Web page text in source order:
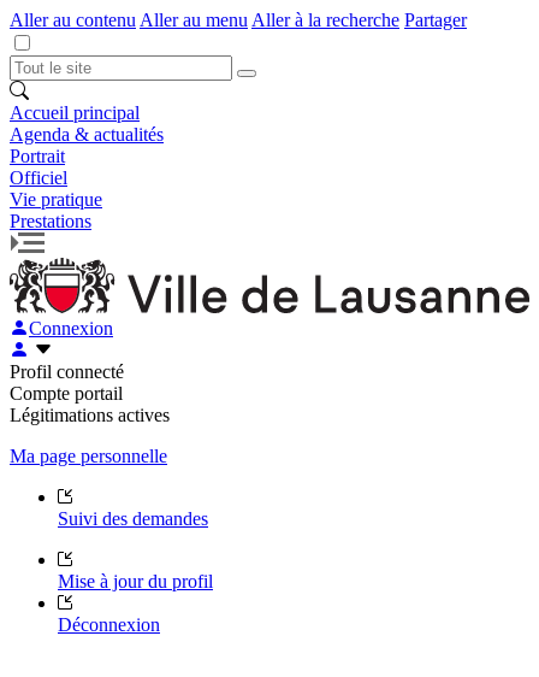
Aller au contenu Aller au menu Aller à la recherche Partager
Accueil principal
Agenda & actualités
Portrait
Officiel
Vie pratique
Prestations
Connexion
Profil connecté
Compte portail
Légitimations actives
Ma page personnelle
Suivi des demandes
Mise à jour du profil
Déconnexion